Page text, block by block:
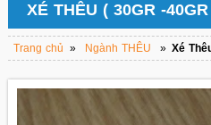
XÉ THÊU ( 30GR -
Trang chủ » Ngành THÊU » Xé